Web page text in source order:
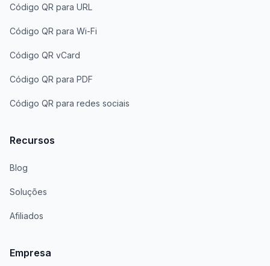
Código QR para URL
Código QR para Wi-Fi
Código QR vCard
Código QR para PDF
Código QR para redes sociais
Recursos
Blog
Soluções
Afiliados
Empresa